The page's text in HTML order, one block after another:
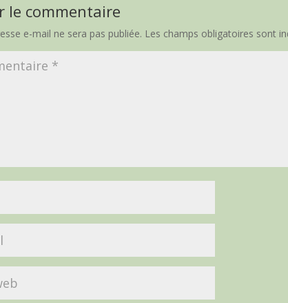
le commentaire
e-mail ne sera pas publiée. Les champs obligatoires sont